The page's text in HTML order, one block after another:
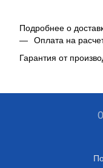
Подробнее о
Оплата на
Гарантия от